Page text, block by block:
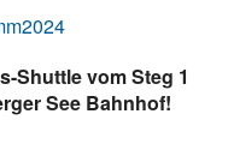
Shuttle vom Steg 1
See Bahnhof!